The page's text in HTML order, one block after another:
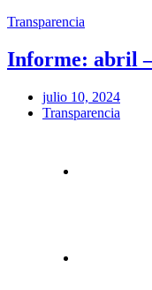
Transparencia
Informe: abril
julio 10, 2024
Transparencia